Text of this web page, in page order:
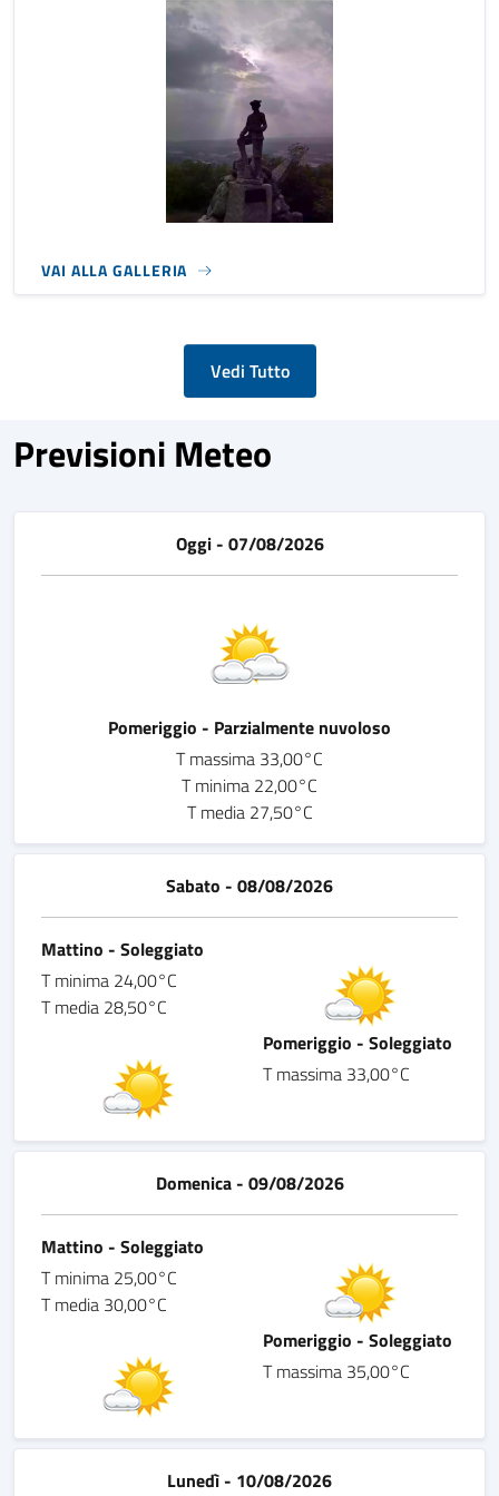
VAI ALLA GALLERIA
Vedi Tutto
Previsioni Meteo
Oggi - 07/08/2026
Pomeriggio - Parzialmente nuvoloso
T massima 33,00°C
T minima 22,00°C
T media 27,50°C
Sabato - 08/08/2026
Mattino - Soleggiato
T minima 24,00°C
T media 28,50°C
Pomeriggio - Soleggiato
T massima 33,00°C
Domenica - 09/08/2026
Mattino - Soleggiato
T minima 25,00°C
T media 30,00°C
Pomeriggio - Soleggiato
T massima 35,00°C
Lunedì - 10/08/2026